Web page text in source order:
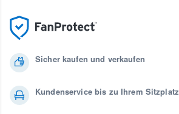
Sicher kaufen und verkaufen
Kundenservice bis zu Ihrem Sitzplatz